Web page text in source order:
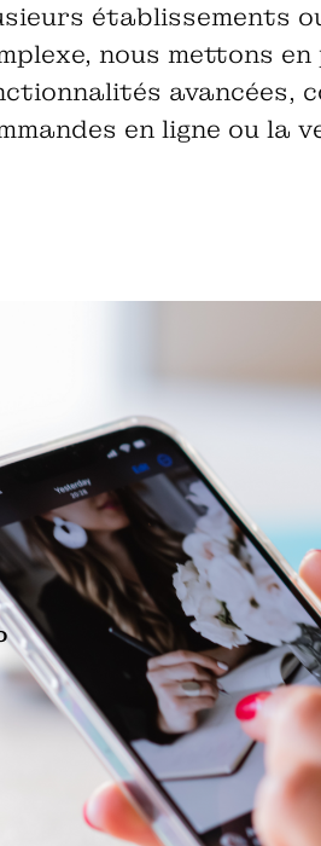
établissements
nous mettons
avancées,
en ligne ou la